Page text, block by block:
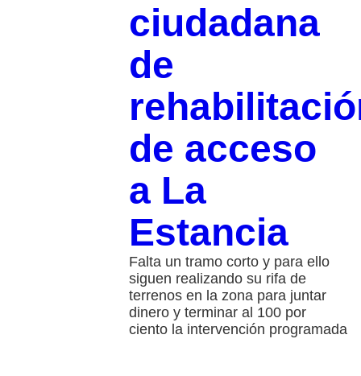
ciudadana
de
de acceso
a La
Estancia
Falta un tramo corto y para ello
siguen realizando su rifa de
terrenos en la zona para juntar
dinero y terminar al 100 por
ciento la intervención programada